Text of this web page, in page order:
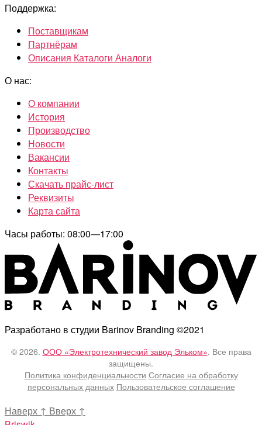
Поддержка:
Поставщикам
Партнёрам
Описания Каталоги Аналоги
О нас:
О компании
История
Производство
Новости
Вакансии
Контакты
Скачать прайс-лист
Реквизиты
Карта сайта
Часы работы: 08:00—17:00
Разработано в студии Barinov Branding ©2021
© 2026. ООО «Электротехнический завод Эльком». Все права
защищены.
Политика конфиденциальности Согласие на обработку
персональных данных Пользовательское соглашение
Наверх ↑ Вверх ↑